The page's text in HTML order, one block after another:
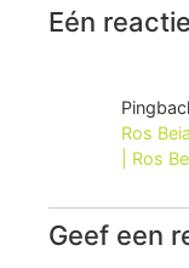
Eén reactie
Ros
| Ros
Geef een